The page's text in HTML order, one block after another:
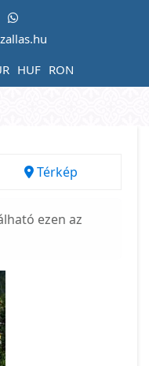
HUF RON
Térkép
ezen az